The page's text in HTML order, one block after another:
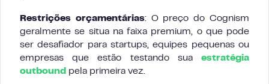
Restrições orçamentárias: O preço do Cognism
geralmente se situa na faixa premium, o que pode
ser desafiador para startups, equipes pequenas ou
empresas que estão testando sua estratégia
outbound pela primeira vez.